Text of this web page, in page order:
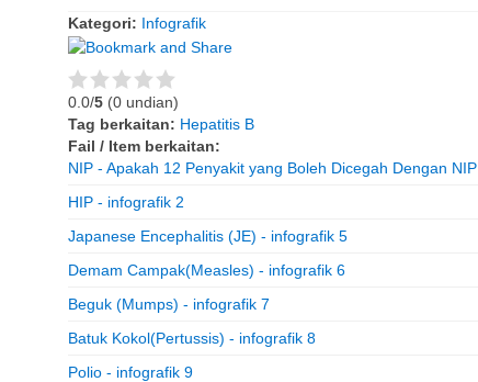
Kategori: Infografik
0.0/5 (0 undian)
Tag berkaitan: Hepatitis B
Fail / Item berkaitan:
NIP - Apakah 12 Penyakit yang Boleh Dicegah Dengan NIP
HIP - infografik 2
Japanese Encephalitis (JE) - infografik 5
Demam Campak(Measles) - infografik 6
Beguk (Mumps) - infografik 7
Batuk Kokol(Pertussis) - infografik 8
Polio - infografik 9